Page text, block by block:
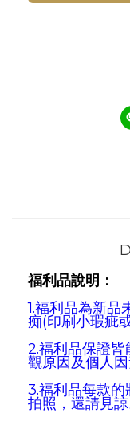
福利品說明：
1.福利品為新品
痴(印刷小瑕疵
2.福利品保證
觀原因及個人因
3.福利品每款
拍照 ， 還請見諒